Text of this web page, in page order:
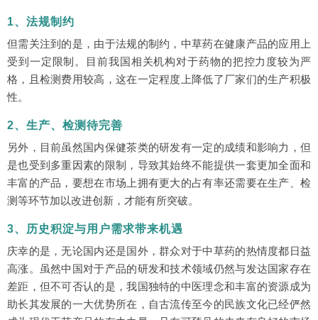
1、法规制约
但需关注到的是，由于法规的制约，中草药在健康产品的应用上
受到一定限制。目前我国相关机构对于药物的把控力度较为严
格，且检测费用较高，这在一定程度上降低了厂家们的生产积极
性。
2、生产、检测待完善
另外，目前虽然国内保健茶类的研发有一定的成绩和影响力，但
是也受到多重因素的限制，导致其始终不能提供一套更加全面和
丰富的产品，要想在市场上拥有更大的占有率还需要在生产、检
测等环节加以改进创新，才能有所突破。
3、历史积淀与用户需求带来机遇
庆幸的是，无论国内还是国外，群众对于中草药的热情度都日益
高涨。虽然中国对于产品的研发和技术领域仍然与发达国家存在
差距，但不可否认的是，我国独特的中医理念和丰富的资源成为
助长其发展的一大优势所在，自古流传至今的民族文化已经俨然